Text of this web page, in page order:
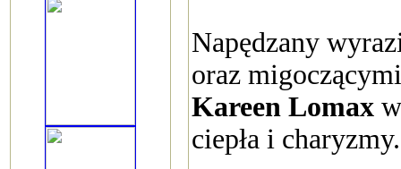
Napędzany
oraz
Kareen Lomax
ciepła i charyzmy.